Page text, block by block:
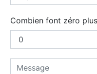
Combien font zéro